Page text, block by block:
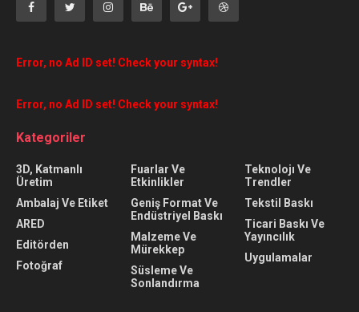
Error, no Ad ID set! Check your syntax!
Error, no Ad ID set! Check your syntax!
Kategoriler
3D, Katmanlı
Üretim
Ambalaj Ve Etiket
ARED
Editörden
Fotoğraf
Fuarlar Ve
Etkinlikler
Geniş Format Ve
Endüstriyel Baskı
Malzeme Ve
Mürekkep
Süsleme Ve
Sonlandırma
Teknolojı Ve
Trendler
Tekstil Baskı
Ticari Baskı Ve
Yayıncılık
Uygulamalar